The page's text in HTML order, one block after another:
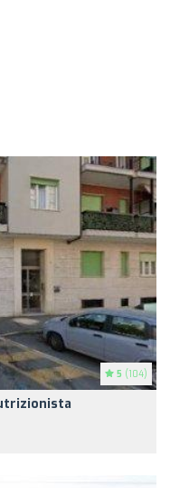
5 (104)